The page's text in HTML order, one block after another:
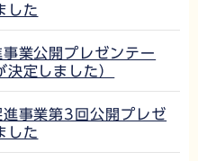
した
業公開プレゼンテー
定しました）
事業第3回公開プレゼ
した